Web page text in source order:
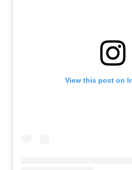
View this post on